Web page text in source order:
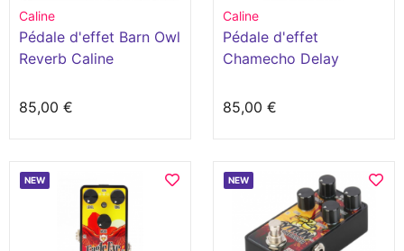
Caline
Pédale d'effet Barn Owl
Reverb Caline
85,00 €
Caline
Pédale d'effet
Chamecho Delay
85,00 €
NEW NEW